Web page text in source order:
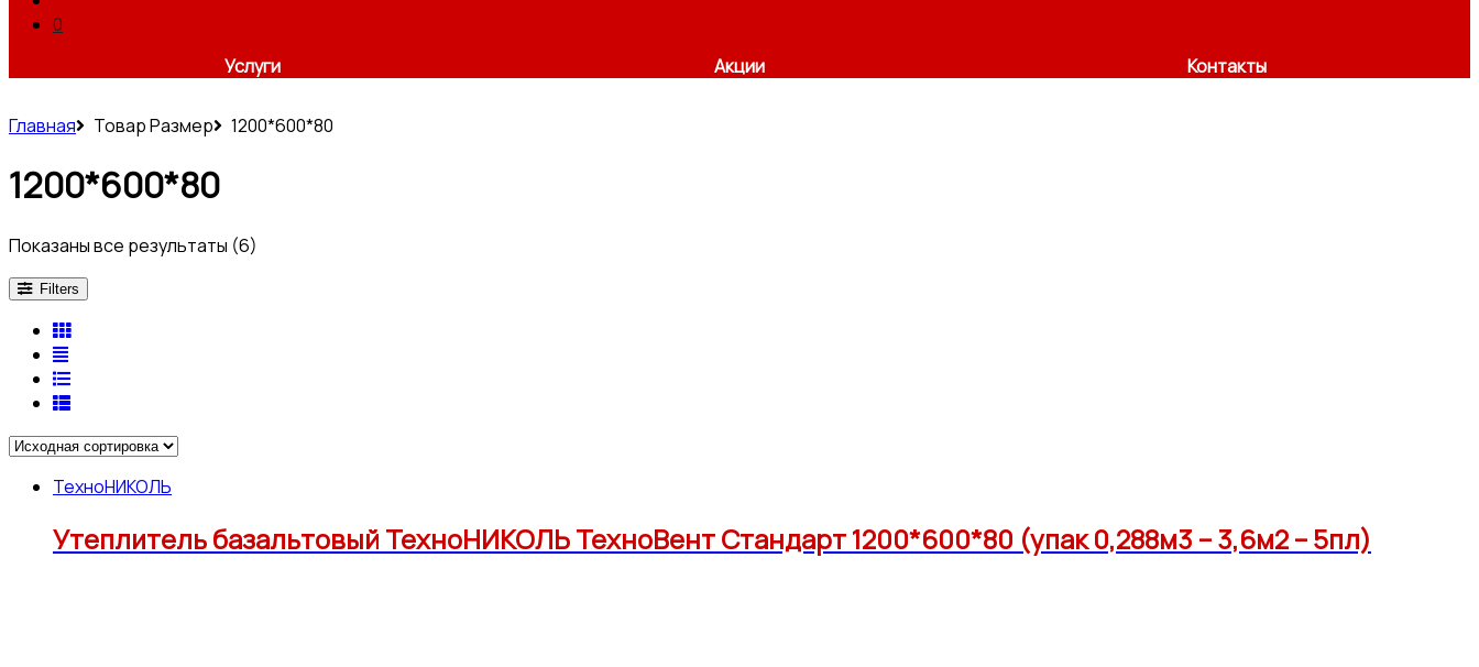
0
Услуги
Акции Контакты
Главная Товар Размер 1200*600*80
1200*600*80
Показаны все результаты (6)
Filters
ТехноНИКОЛЬ
Утеплитель базальтовый ТехноНИКОЛЬ ТехноВент Стандарт 1200*600*80 (упак 0,288м3 – 3,6м2 – 5пл)